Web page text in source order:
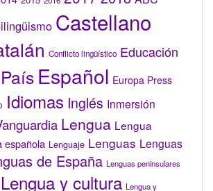
Castellano
Conflicto lingüístico Educación
Español Europa Press
Idiomas Inglés Inmersión
Lengua Lengua
española Lenguaje Lenguas Lenguas
de España Lenguas peninsulares
Lengua y cultura Lengua y